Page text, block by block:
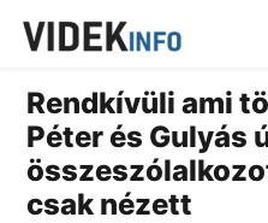
Rendkívüli ami
Péter és Gulyás
csak nézett